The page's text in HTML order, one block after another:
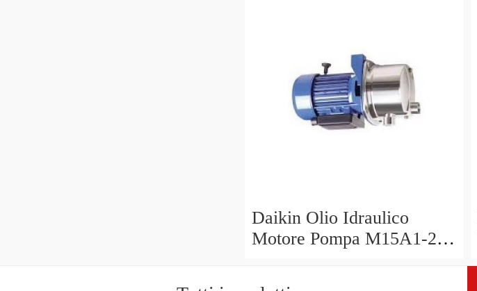
Daikin Olio Idraulico
Motore Pompa M15A1-2-